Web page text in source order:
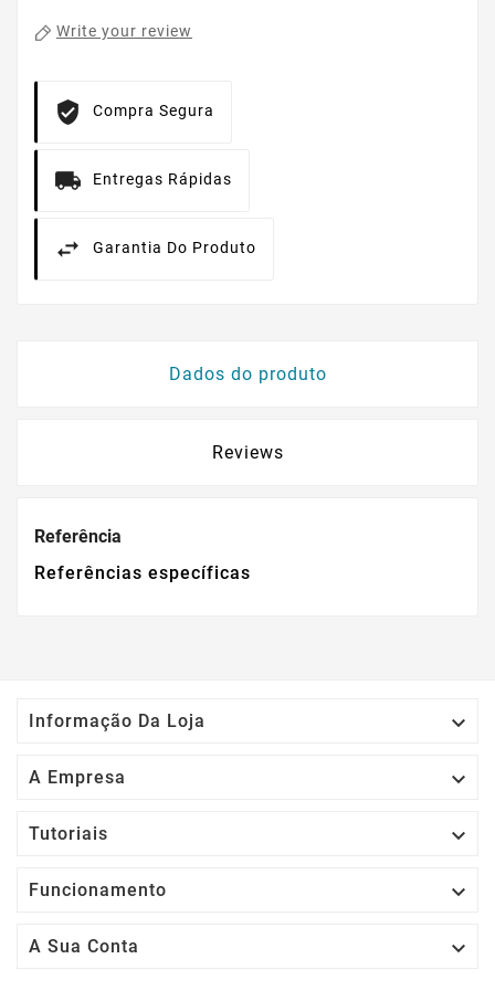
Write your review
Compra Segura
Entregas Rápidas
Garantia Do Produto
Dados do produto
Reviews
Referência
Referências específicas
Informação Da Loja 
A Empresa 
Tutoriais 
Funcionamento 
A Sua Conta 